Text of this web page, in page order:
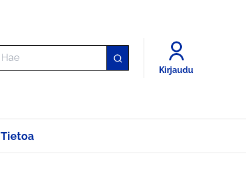
Kirjaudu
Tietoa